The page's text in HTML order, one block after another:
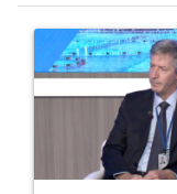
Un artículo de